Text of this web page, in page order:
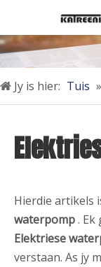
Jy is hier: Tuis »
Hierdie artikels
waterpomp.
Elektriese
verstaan. As jy